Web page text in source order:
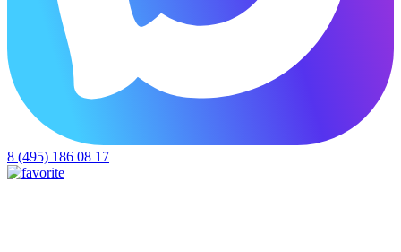
8 (495) 186 08 17